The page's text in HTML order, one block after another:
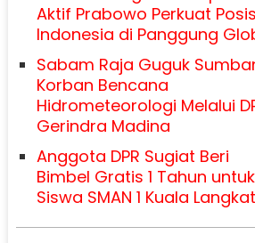
Aktif Prabowo Perkuat
Indonesia di Panggung
Sabam Raja Guguk
Korban Bencana
Hidrometeorologi Melalui
Gerindra Madina
Anggota DPR Sugiat Beri
Bimbel Gratis 1 Tahun untuk
Siswa SMAN 1 Kuala Langkat